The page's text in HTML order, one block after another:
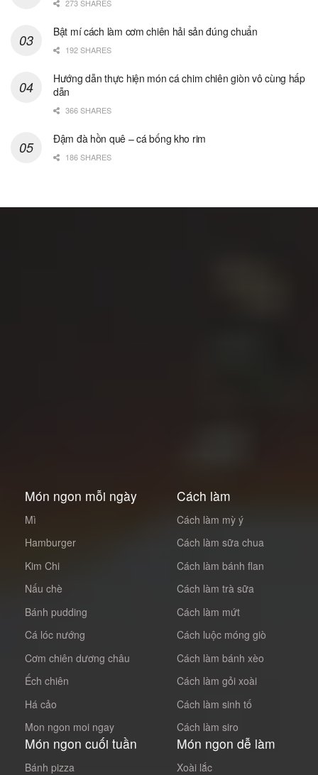
273 SHARES
Bật mí cách làm cơm chiên hải sản đúng chuẩn
192 SHARES
Hướng dẫn thực hiện món cá chim chiên giòn vô cùng hấp
dẫn
366 SHARES
Đậm đà hồn quê – cá bống kho rim
186 SHARES
Món ngon mỗi ngày
Mì
Hamburger
Kim Chi
Nấu chè
Bánh pudding
Cá lóc nướng
Cơm chiên dương châu
Ếch chiên
Há cảo
Mon ngon moi ngay
Cách làm
Cách làm mỳ ý
Cách làm sữa chua
Cách làm bánh flan
Cách làm trà sữa
Cách làm mứt
Cách luộc móng giò
Cách làm bánh xèo
Cách làm gỏi xoài
Cách làm sinh tố
Cách làm siro
Món ngon cuối tuần
Bánh pizza
Món ngon dễ làm
Xoài lắc